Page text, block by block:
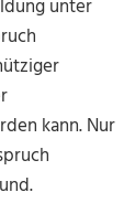
unter
kann. Nur